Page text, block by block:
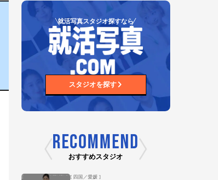
就活写真スタジオ探すなら
スタジオを探す
RECOMMEND
おすすめスタジオ
[ 四国／愛媛 ]